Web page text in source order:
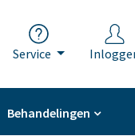
Service
Behandelingen